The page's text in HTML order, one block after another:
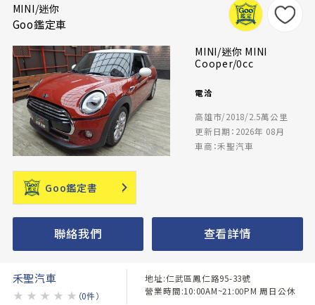
MINI/迷你
Goo鑑定車
MINI/迷你 MINI
Cooper/0cc
電洽
高雄市/2018/2.5萬公里
更新日期：2026年 08月
車商：禾聖汽車
Goo鑑定書
聯絡我們 查看詳情
禾聖汽車
★ ★ ★ ★ ★ （0件）
地址:仁武區鳳仁路95-33號
營業時間:10:00AM~21:00PM 周日公休